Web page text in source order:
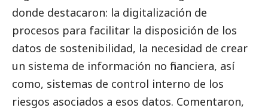
donde destacaron: la digitalización de
procesos para facilitar la disposición de los
datos de sostenibilidad, la necesidad de crear
un sistema de información no financiera, así
como, sistemas de control interno de los
riesgos asociados a esos datos. Comentaron,